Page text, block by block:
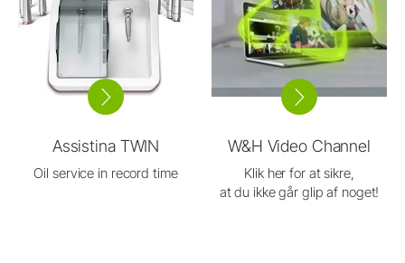
Assistina TWIN
Oil service in record time
W&H Video Channel
Klik her for at sikre,
at du ikke går glip af noget!